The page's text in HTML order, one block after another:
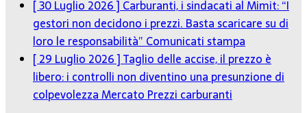
[ 30 Luglio 2026 ] Carburanti, i sindacati al Mimit: “I
gestori non decidono i prezzi. Basta scaricare su di
loro le responsabilità” Comunicati stampa
[ 29 Luglio 2026 ]Taglio delle accise, il prezzo è
libero: i controlli non diventino una presunzione di
colpevolezzaMercato Prezzi carburanti